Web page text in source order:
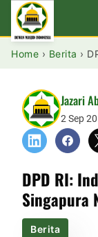
Home › Berita ›
Jazari
2 Sep
DPD RI:
Singapura
Berita